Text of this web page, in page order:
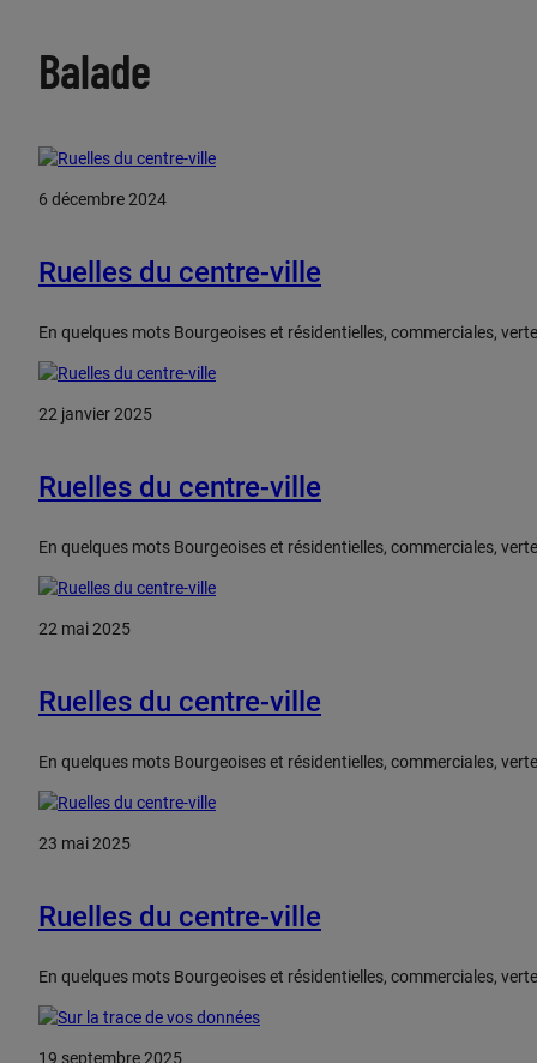
Balade
6 décembre 2024
Ruelles du centre-ville
En quelques mots Bourgeoises et résidentielles, commerciales,
22 janvier 2025
Ruelles du centre-ville
En quelques mots Bourgeoises et résidentielles, commerciales,
22 mai 2025
Ruelles du centre-ville
En quelques mots Bourgeoises et résidentielles, commerciales,
23 mai 2025
Ruelles du centre-ville
En quelques mots Bourgeoises et résidentielles, commerciales,
19 septembre 2025